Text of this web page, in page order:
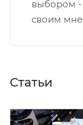
выбором -
своим
Статьи